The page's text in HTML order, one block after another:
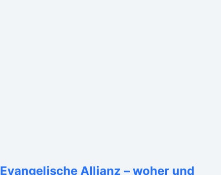
Evangelische Allianz – woher und